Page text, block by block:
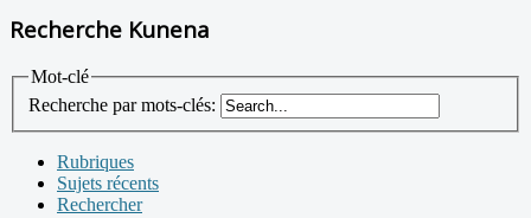
Recherche Kunena
Mot-clé
Recherche par mots-clés:
Rubriques
Sujets récents
Rechercher